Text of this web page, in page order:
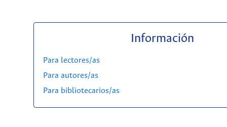
Información
Para lectores/as
Para autores/as
Para bibliotecarios/as